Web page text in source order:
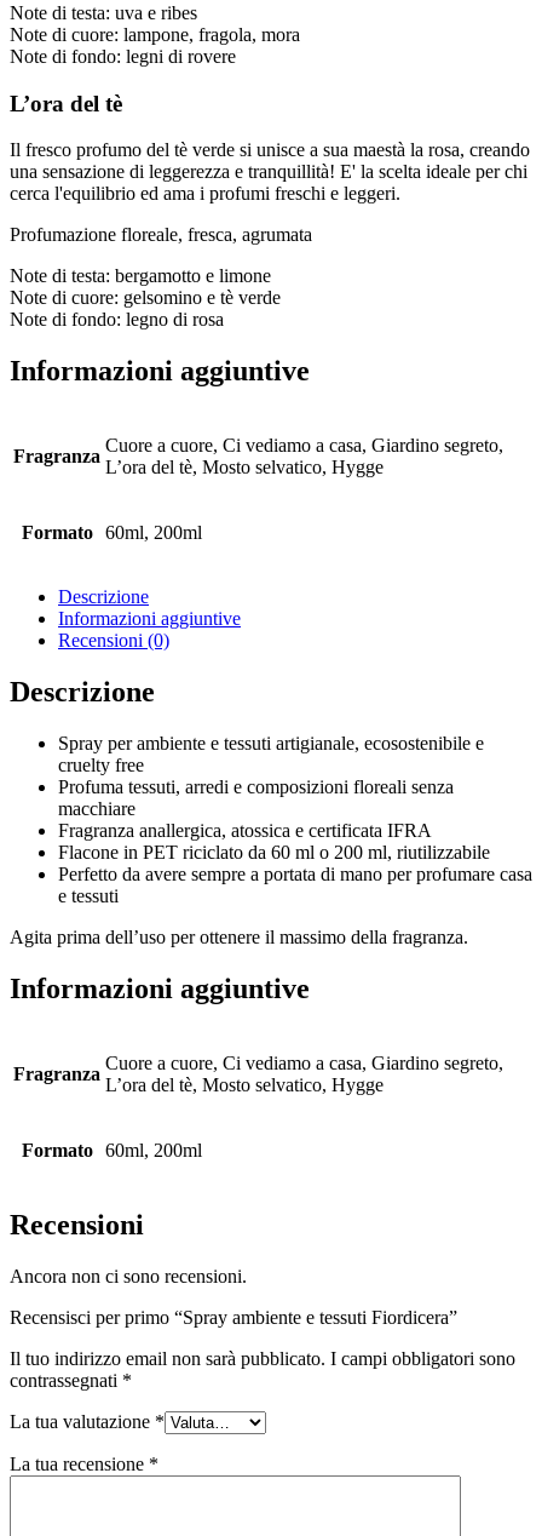
Note di testa: uva e ribes
Note di cuore: lampone, fragola, mora
Note di fondo: legni di rovere
L’ora del tè
Il fresco profumo del tè verde si unisce a sua maestà la rosa, creando
una sensazione di leggerezza e tranquillità! E' la scelta ideale per chi
cerca l'equilibrio ed ama i profumi freschi e leggeri.
Profumazione floreale, fresca, agrumata
Note di testa: bergamotto e limone
Note di cuore: gelsomino e tè verde
Note di fondo: legno di rosa
Informazioni aggiuntive
Fragranza
Cuore a cuore, Ci vediamo a casa, Giardino segreto,
L’ora del tè, Mosto selvatico, Hygge
Formato 60ml, 200ml
Descrizione
Informazioni aggiuntive
Recensioni (0)
Descrizione
Spray per ambiente e tessuti artigianale, ecosostenibile e
cruelty free
Profuma tessuti, arredi e composizioni floreali senza
macchiare
Fragranza anallergica, atossica e certificata IFRA
Flacone in PET riciclato da 60 ml o 200 ml, riutilizzabile
Perfetto da avere sempre a portata di mano per profumare casa
e tessuti
Agita prima dell’uso per ottenere il massimo della fragranza.
Informazioni aggiuntive
Fragranza
Cuore a cuore, Ci vediamo a casa, Giardino segreto,
L’ora del tè, Mosto selvatico, Hygge
Formato 60ml, 200ml
Recensioni
Ancora non ci sono recensioni.
Recensisci per primo “Spray ambiente e tessuti Fiordicera”
Il tuo indirizzo email non sarà pubblicato. I campi obbligatori sono
contrassegnati *
La tua valutazione *
La tua recensione *